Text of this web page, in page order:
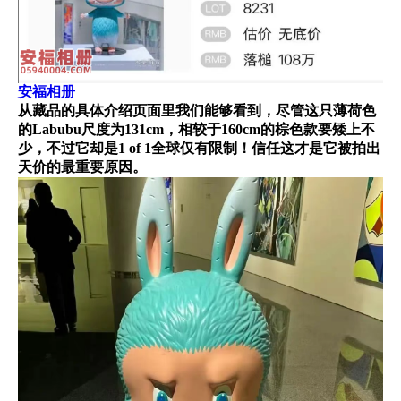
安福相册
从藏品的具体介绍页面里我们能够看到，尽管这只薄荷色
的Labubu尺度为131cm，相较于160cm的棕色款要矮上不
少，不过它却是1 of 1全球仅有限制！信任这才是它被拍出
天价的最重要原因。